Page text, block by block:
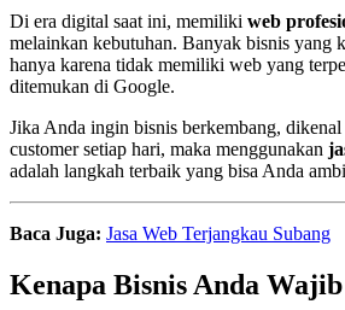
Di era digital saat ini, memiliki web
melainkan kebutuhan. Banyak bisnis yang
hanya karena tidak memiliki web yang
ditemukan di Google.
Jika Anda ingin bisnis berkembang, dikenal
customer setiap hari, maka menggunakan
adalah langkah terbaik yang bisa Anda
Baca Juga: Jasa Web Terjangkau Subang
Kenapa Bisnis Anda